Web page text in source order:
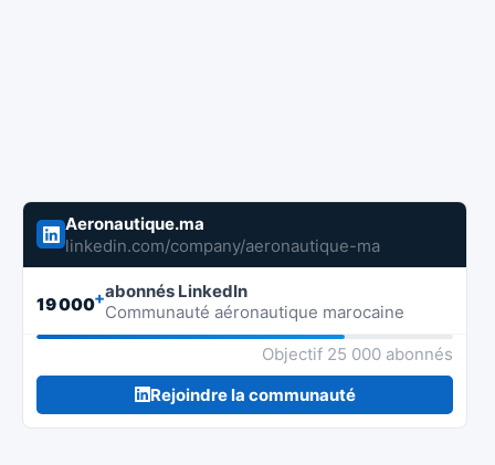
Aeronautique.ma
linkedin.com/company/aeronautique-ma
19 000+abonnés LinkedIn
Communauté aéronautique marocaine
Objectif 25 000 abonnés
Rejoindre la communauté